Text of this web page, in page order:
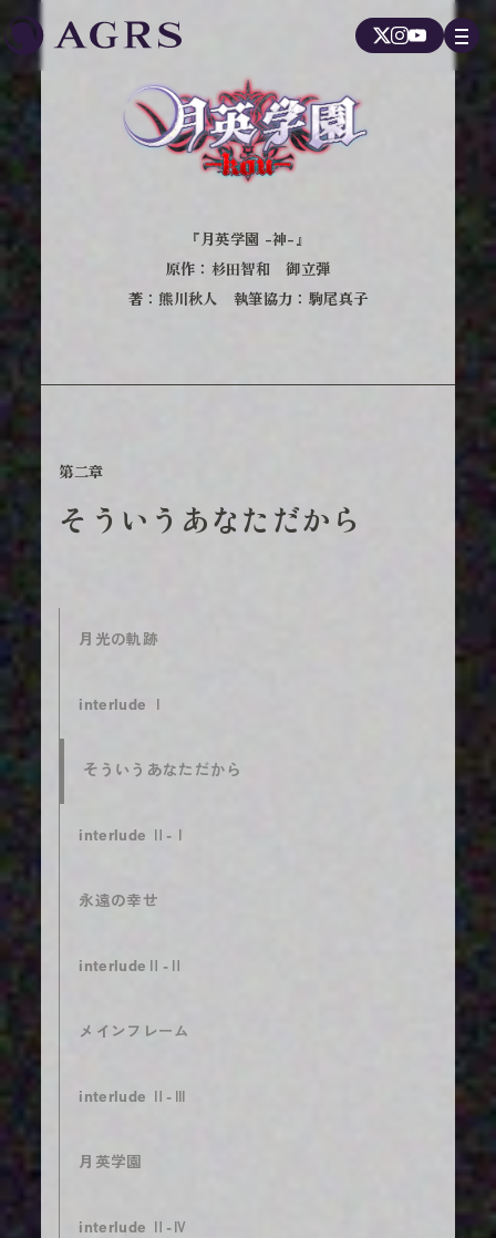
『月英学園 -神-』
原作：杉田智和 御立弾
著：熊川秋人 執筆協力：駒尾真子
第二章
そういうあなただから
月光の軌跡
interlude Ⅰ
そういうあなただから
interlude Ⅱ-Ⅰ
永遠の幸せ
interludeⅡ-Ⅱ
メインフレーム
interlude Ⅱ-Ⅲ
月英学園
interlude Ⅱ-Ⅳ